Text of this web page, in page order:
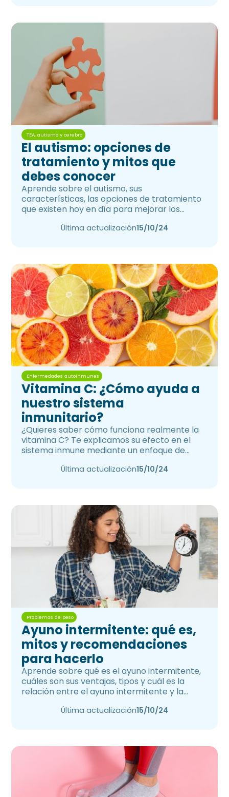
TEA, autismo y cerebro
El autismo: opciones de
tratamiento y mitos que
debes conocer
Aprende sobre el autismo, sus
características, las opciones de tratamiento
que existen hoy en día para mejorar los
Última actualización15/10/24
Enfermedades autoinmunes
Vitamina C: ¿Cómo ayuda a
nuestro sistema
inmunitario?
¿Quieres saber cómo funciona realmente la
vitamina C? Te explicamos su efecto en el
sistema inmune mediante un enfoque de
Última actualización15/10/24
Problemas de peso
Ayuno intermitente: qué es,
mitos y recomendaciones
para hacerlo
Aprende sobre qué es el ayuno intermitente,
cuáles son sus ventajas, tipos y cuál es la
relación entre el ayuno intermitente y la
Última actualización15/10/24